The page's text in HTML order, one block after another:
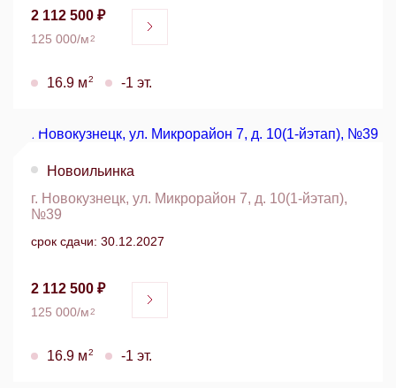
2 112 500 ₽
125 000/м2
16.9 м2 -1 эт.
Новоильинка
г. Новокузнецк, ул. Микрорайон 7, д. 10(1-йэтап),
№39
срок сдачи: 30.12.2027
2 112 500 ₽
125 000/м2
16.9 м2 -1 эт.